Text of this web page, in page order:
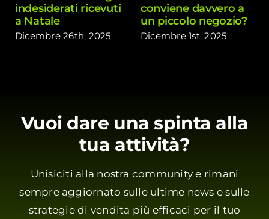
indesiderati ricevuti
a Natale
Dicembre 26th, 2025
conviene davvero a
un piccolo negozio?
Dicembre 1st, 2025
Vuoi dare una spinta alla
tua attività?
Unisiciti alla nostra community e rimani
sempre aggiornato sulle ultime news e sulle
strategie di vendita più efficaci per il tuo